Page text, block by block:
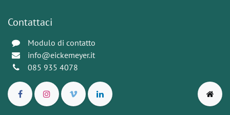
Contattaci
Modulo di contatto
info@eickemeyer.it
085 935 4078